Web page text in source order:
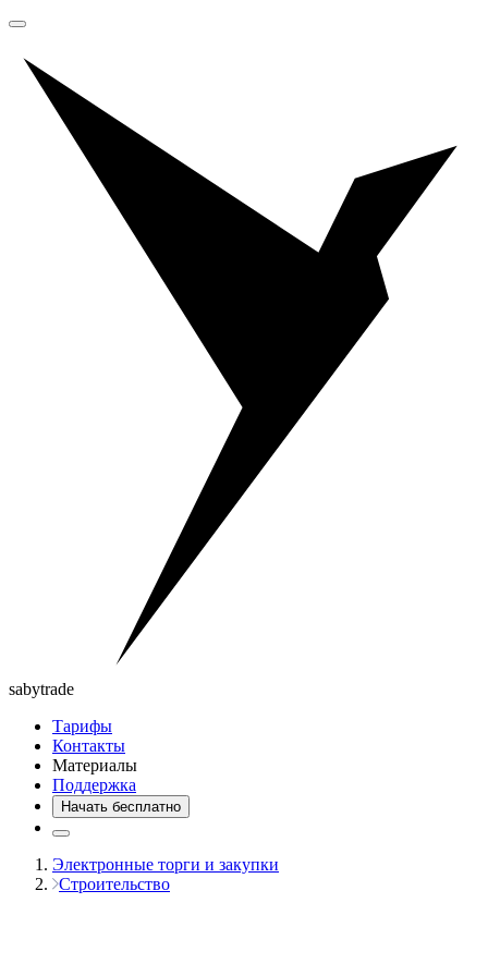
sabytrade
Тарифы
Контакты
Материалы
Поддержка
Начать бесплатно
Электронные торги и закупки
Строительство